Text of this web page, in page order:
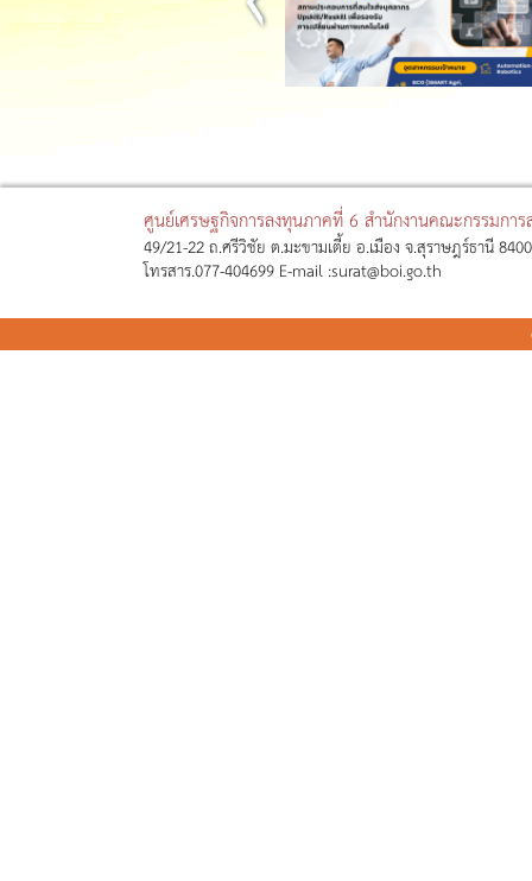
ศูนย์เศรษฐกิจการลงทุนภาคที่ 6 สำนักงานคณะกรรมการ
49/21-22 ถ.ศรีวิชัย ต.มะขามเตี้ย อ.เมือง จ.สุราษฎร์ธานี
โทรสาร.077-404699 E-mail :surat@boi.go.th